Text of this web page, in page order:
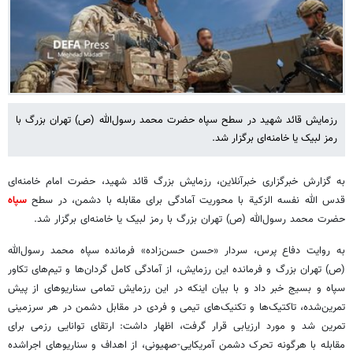
رزمایش قائد شهید در سطح سپاه حضرت محمد رسول‌الله (ص) تهران بزرگ با
رمز لبیک یا خامنه‌ای برگزار شد.
به گزارش خبرگزاری خبرآنلاین، رزمایش بزرگ قائد شهید، حضرت امام خامنه‌ای
قدس الله نفسه الزکیة با محوریت آمادگی برای مقابله با دشمن، در سطح سپاه
حضرت محمد رسول‌الله (ص) تهران بزرگ با رمز لبیک یا خامنه‌ای برگزار شد.
به روایت دفاع پرس، سردار «حسن حسن‌زاده» فرمانده سپاه محمد رسول‌الله
(ص) تهران بزرگ و فرمانده این رزمایش، از آمادگی کامل گردان‌ها و تیم‌های تکاور
سپاه و بسیج خبر داد و با بیان اینکه در این رزمایش تمامی سناریوهای از پیش
تمرین‌شده، تاکتیک‌ها و تکنیک‌های تیمی و فردی در مقابل دشمن در هر سرزمینی
تمرین شد و مورد ارزیابی قرار گرفت، اظهار داشت: ارتقای توانایی رزمی برای
مقابله با هرگونه تحرک دشمن آمریکایی-صهیونی، از اهداف و سناریوهای اجراشده